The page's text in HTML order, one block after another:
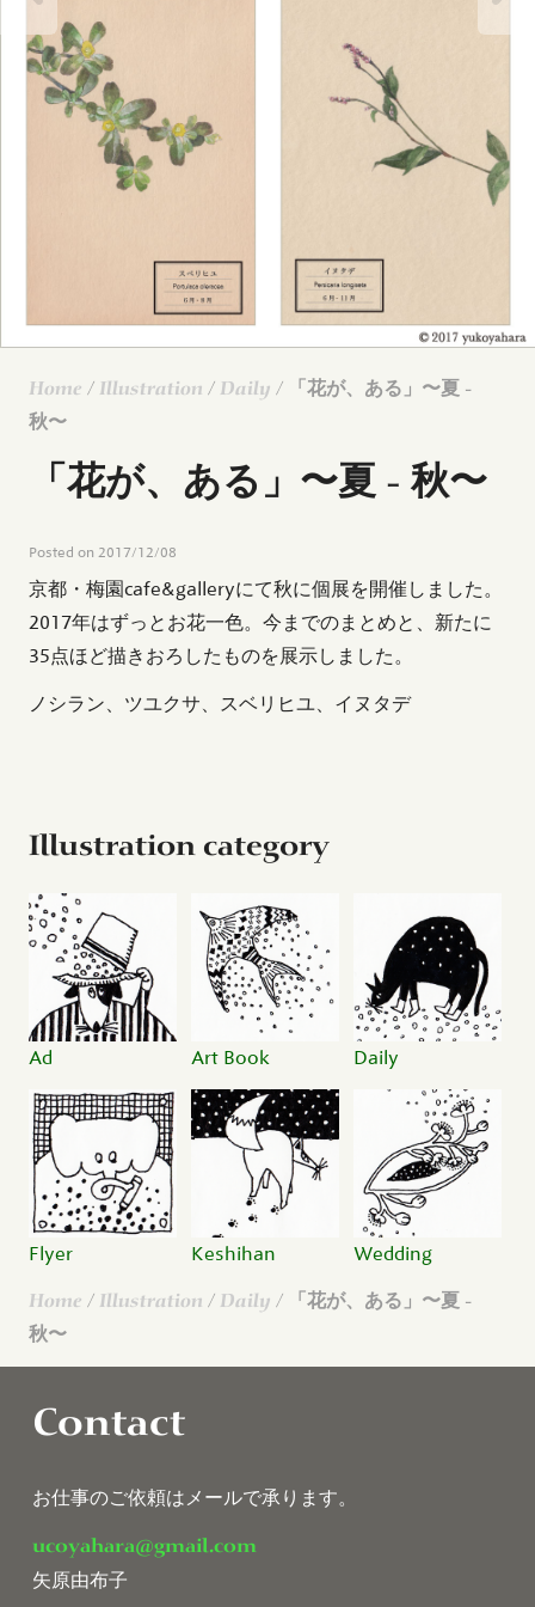
Home / Illustration / Daily / 「花が、ある」〜夏 -
秋〜
「花が、ある」〜夏 - 秋〜
Posted on 2017/12/08
京都・梅園cafe&galleryにて秋に個展を開催しました。
2017年はずっとお花一色。今までのまとめと、新たに
35点ほど描きおろしたものを展示しました。
ノシラン、ツユクサ、スベリヒユ、イヌタデ
Illustration category
Ad Art Book Daily
Flyer Keshihan Wedding
Home / Illustration / Daily / 「花が、ある」〜夏 -
秋〜
Contact
お仕事のご依頼はメールで承ります。
ucoyahara@gmail.com
矢原由布子